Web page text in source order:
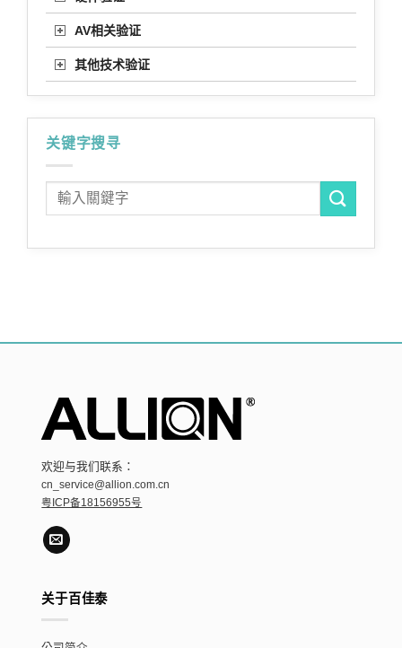
AV相关验证
其他技术验证
关键字搜寻
欢迎与我们联系：
cn_service@allion.com.cn
粤ICP备18156955号
关于百佳泰